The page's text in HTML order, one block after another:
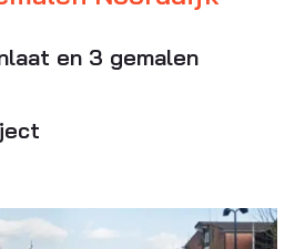
en 3 gemalen